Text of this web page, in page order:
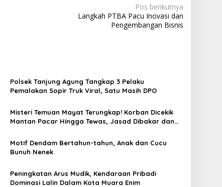
Pos berikutnya
Langkah PTBA Pacu Inovasi dan
Pengembangan Bisnis
Polsek Tanjung Agung Tangkap 3 Pelaku
Pemalakan Sopir Truk Viral, Satu Masih DPO
Misteri Temuan Mayat Terungkap! Korban Dicekik
Mantan Pacar Hingga Tewas, Jasad Dibakar dan
Motif Dendam Bertahun-tahun, Anak dan Cucu
Bunuh Nenek
Peningkatan Arus Mudik, Kendaraan Pribadi
Dominasi Lalin Dalam Kota Muara Enim